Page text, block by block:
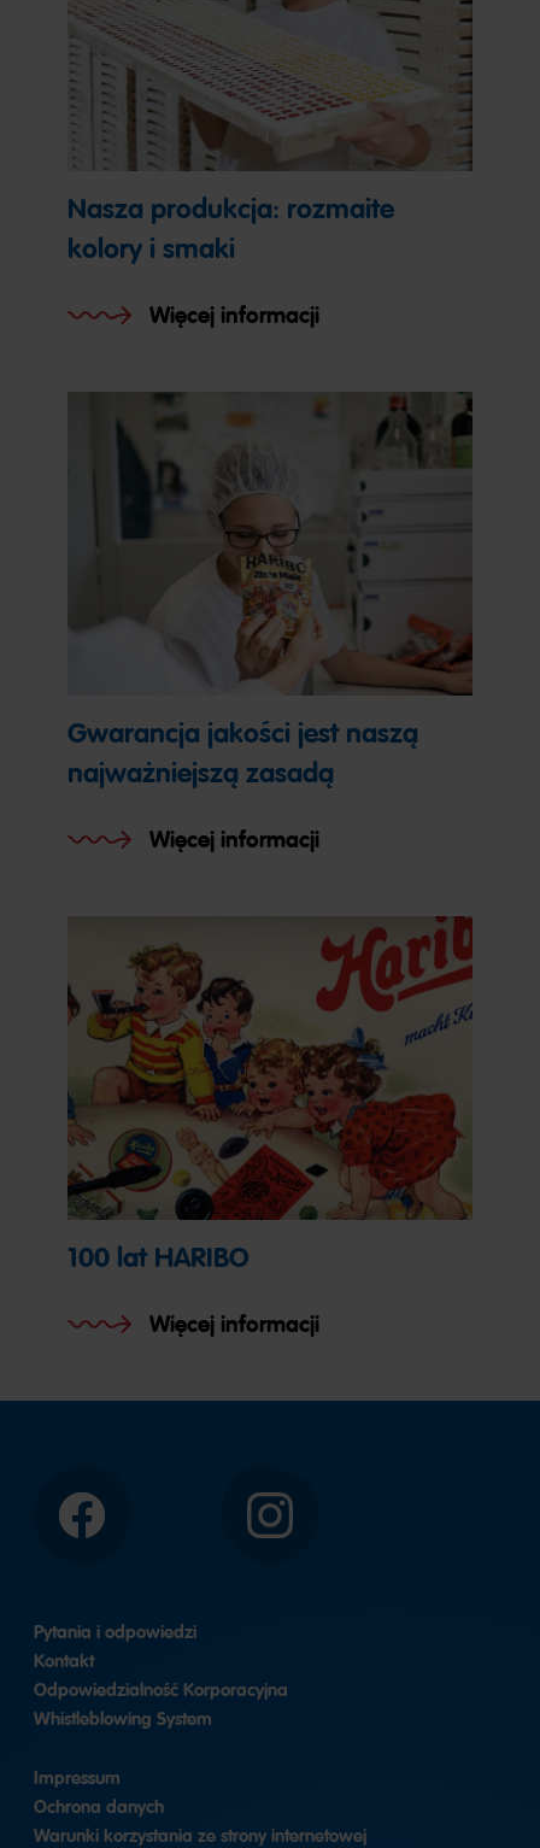
Nasza produkcja: rozmaite
kolory i smaki
Więcej informacji
Gwarancja jakości jest naszą
najważniejszą zasadą
Więcej informacji
100 lat HARIBO
Więcej informacji
Facebook Instagram
Pytania i odpowiedzi
Kontakt
Odpowiedzialność Korporacyjna
Whistleblowing System
Impressum
Ochrona danych
Warunki korzystania ze strony internetowej